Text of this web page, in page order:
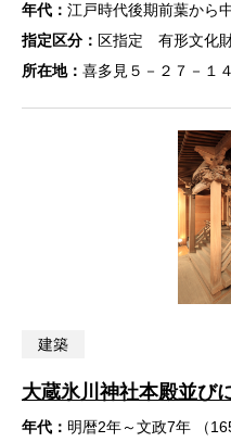
年代： 江戸時代後期前葉から
指定区分： 区指定 有形文化財
所在地： 喜多見５－２７－１４
建築
大蔵氷川神社本殿並び
年代： 明暦2年～文政7年 （